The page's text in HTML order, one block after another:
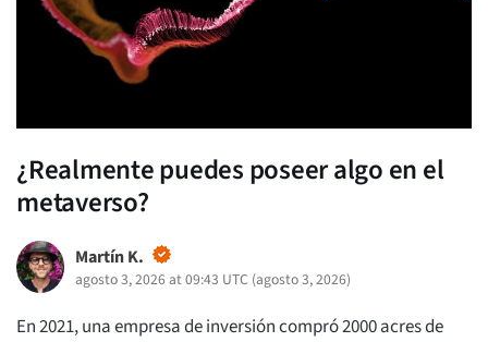
¿Realmente puedes poseer algo en el
metaverso?
Martín K.
agosto 3, 2026 at 09:43 UTC (agosto 3, 2026)
En 2021, una empresa de inversión compró 2000 acres de